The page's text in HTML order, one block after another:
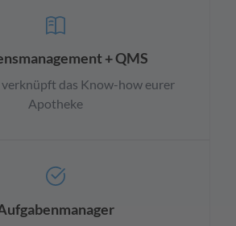
+ QMS
verknüpft das Know-how eurer
Apotheke